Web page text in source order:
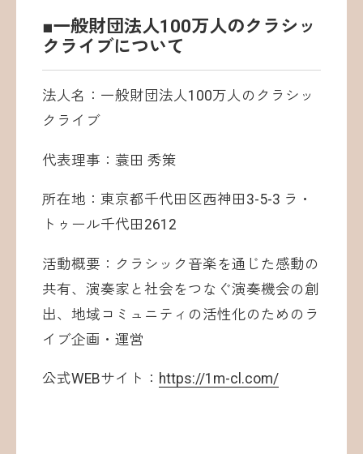
■一般財団法人100万人のクラシッ
クライブについて
法人名：一般財団法人100万人のクラシッ
クライブ
代表理事：蓑田 秀策
所在地：東京都千代田区西神田3-5-3 ラ・
トゥール千代田2612
活動概要：クラシック音楽を通じた感動の
共有、演奏家と社会をつなぐ演奏機会の創
出、地域コミュニティの活性化のためのラ
イブ企画・運営
公式WEBサイト： https://1m-cl.com/